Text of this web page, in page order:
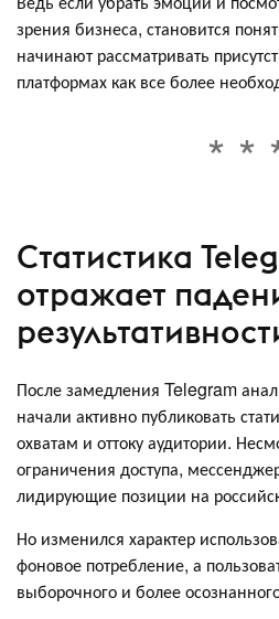
зрения бизнеса, становится
начинают рассматривать
платформах как все более
Статистика
отражает
После замедления Telegram
начали активно публиковать
охватам и оттоку аудитории.
ограничения доступа,
лидирующие позиции на
Но изменился характер
фоновое потребление, а
выборочного и более